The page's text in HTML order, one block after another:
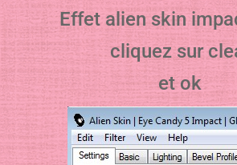
Effet alien skin
cliquez sur
et ok